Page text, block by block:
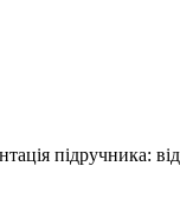
підручника: